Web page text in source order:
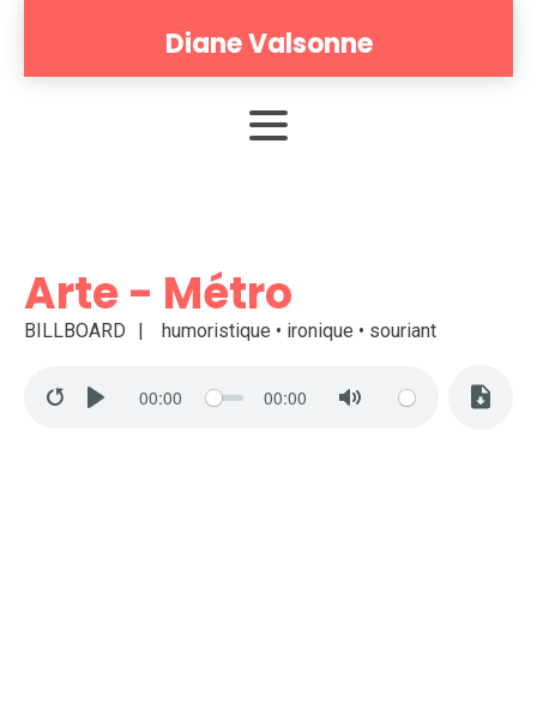
Diane Valsonne
Arte - Métro
BILLBOARD humoristique • ironique • souriant
00:00 00:00